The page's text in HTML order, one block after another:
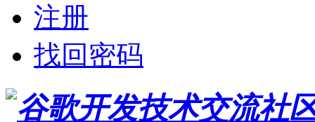
注册
找回密码